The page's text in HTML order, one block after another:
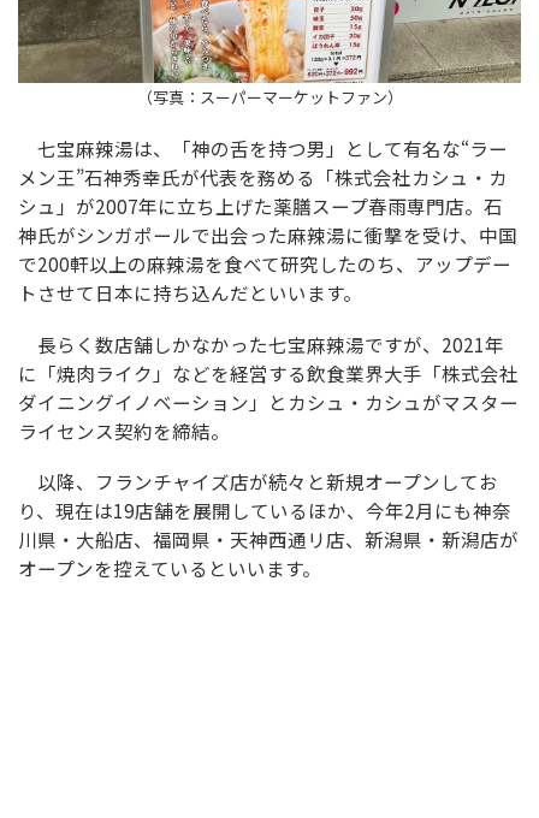
（写真：スーパーマーケットファン）
七宝麻辣湯は、「神の舌を持つ男」として有名な“ラー
メン王”石神秀幸氏が代表を務める「株式会社カシュ・カ
シュ」が2007年に立ち上げた薬膳スープ春雨専門店。石
神氏がシンガポールで出会った麻辣湯に衝撃を受け、中国
で200軒以上の麻辣湯を食べて研究したのち、アップデー
トさせて日本に持ち込んだといいます。
長らく数店舗しかなかった七宝麻辣湯ですが、2021年
に「焼肉ライク」などを経営する飲食業界大手「株式会社
ダイニングイノベーション」とカシュ・カシュがマスター
ライセンス契約を締結。
以降、フランチャイズ店が続々と新規オープンしてお
り、現在は19店舗を展開しているほか、今年2月にも神奈
川県・大船店、福岡県・天神西通リ店、新潟県・新潟店が
オープンを控えているといいます。